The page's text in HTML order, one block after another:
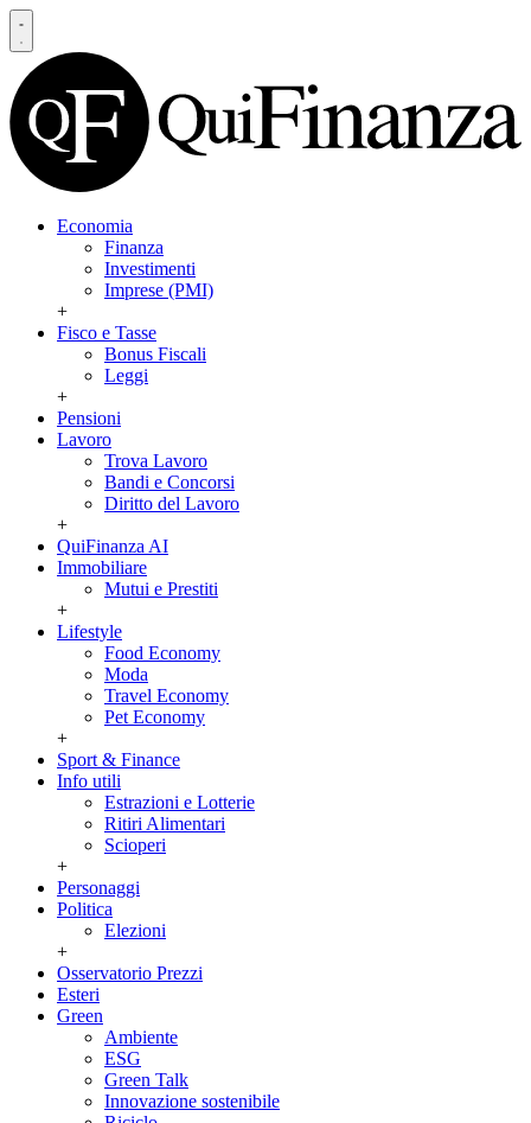
Economia
Finanza
Investimenti
Imprese (PMI)
+
Fisco e Tasse
Bonus Fiscali
Leggi
+
Pensioni
Lavoro
Trova Lavoro
Bandi e Concorsi
Diritto del Lavoro
+
QuiFinanza AI
Immobiliare
Mutui e Prestiti
+
Lifestyle
Food Economy
Moda
Travel Economy
Pet Economy
+
Sport & Finance
Info utili
Estrazioni e Lotterie
Ritiri Alimentari
Scioperi
+
Personaggi
Politica
Elezioni
+
Osservatorio Prezzi
Esteri
Green
Ambiente
ESG
Green Talk
Innovazione sostenibile